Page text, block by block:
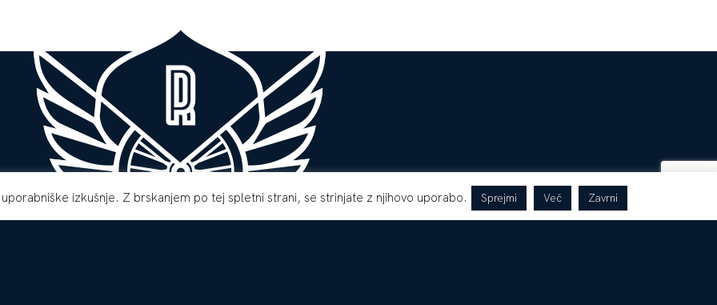
izkušnje. Z brskanjem po tej spletni strani, se strinjate z njihovo uporabo. Sprejmi Več Zavrni